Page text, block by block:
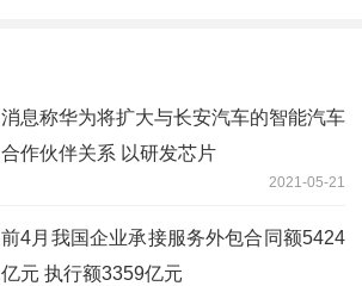
消息称华为将扩大与长安汽车的智能汽车
合作伙伴关系 以研发芯片
2021-05-21
前4月我国企业承接服务外包合同额5424
亿元 执行额3359亿元